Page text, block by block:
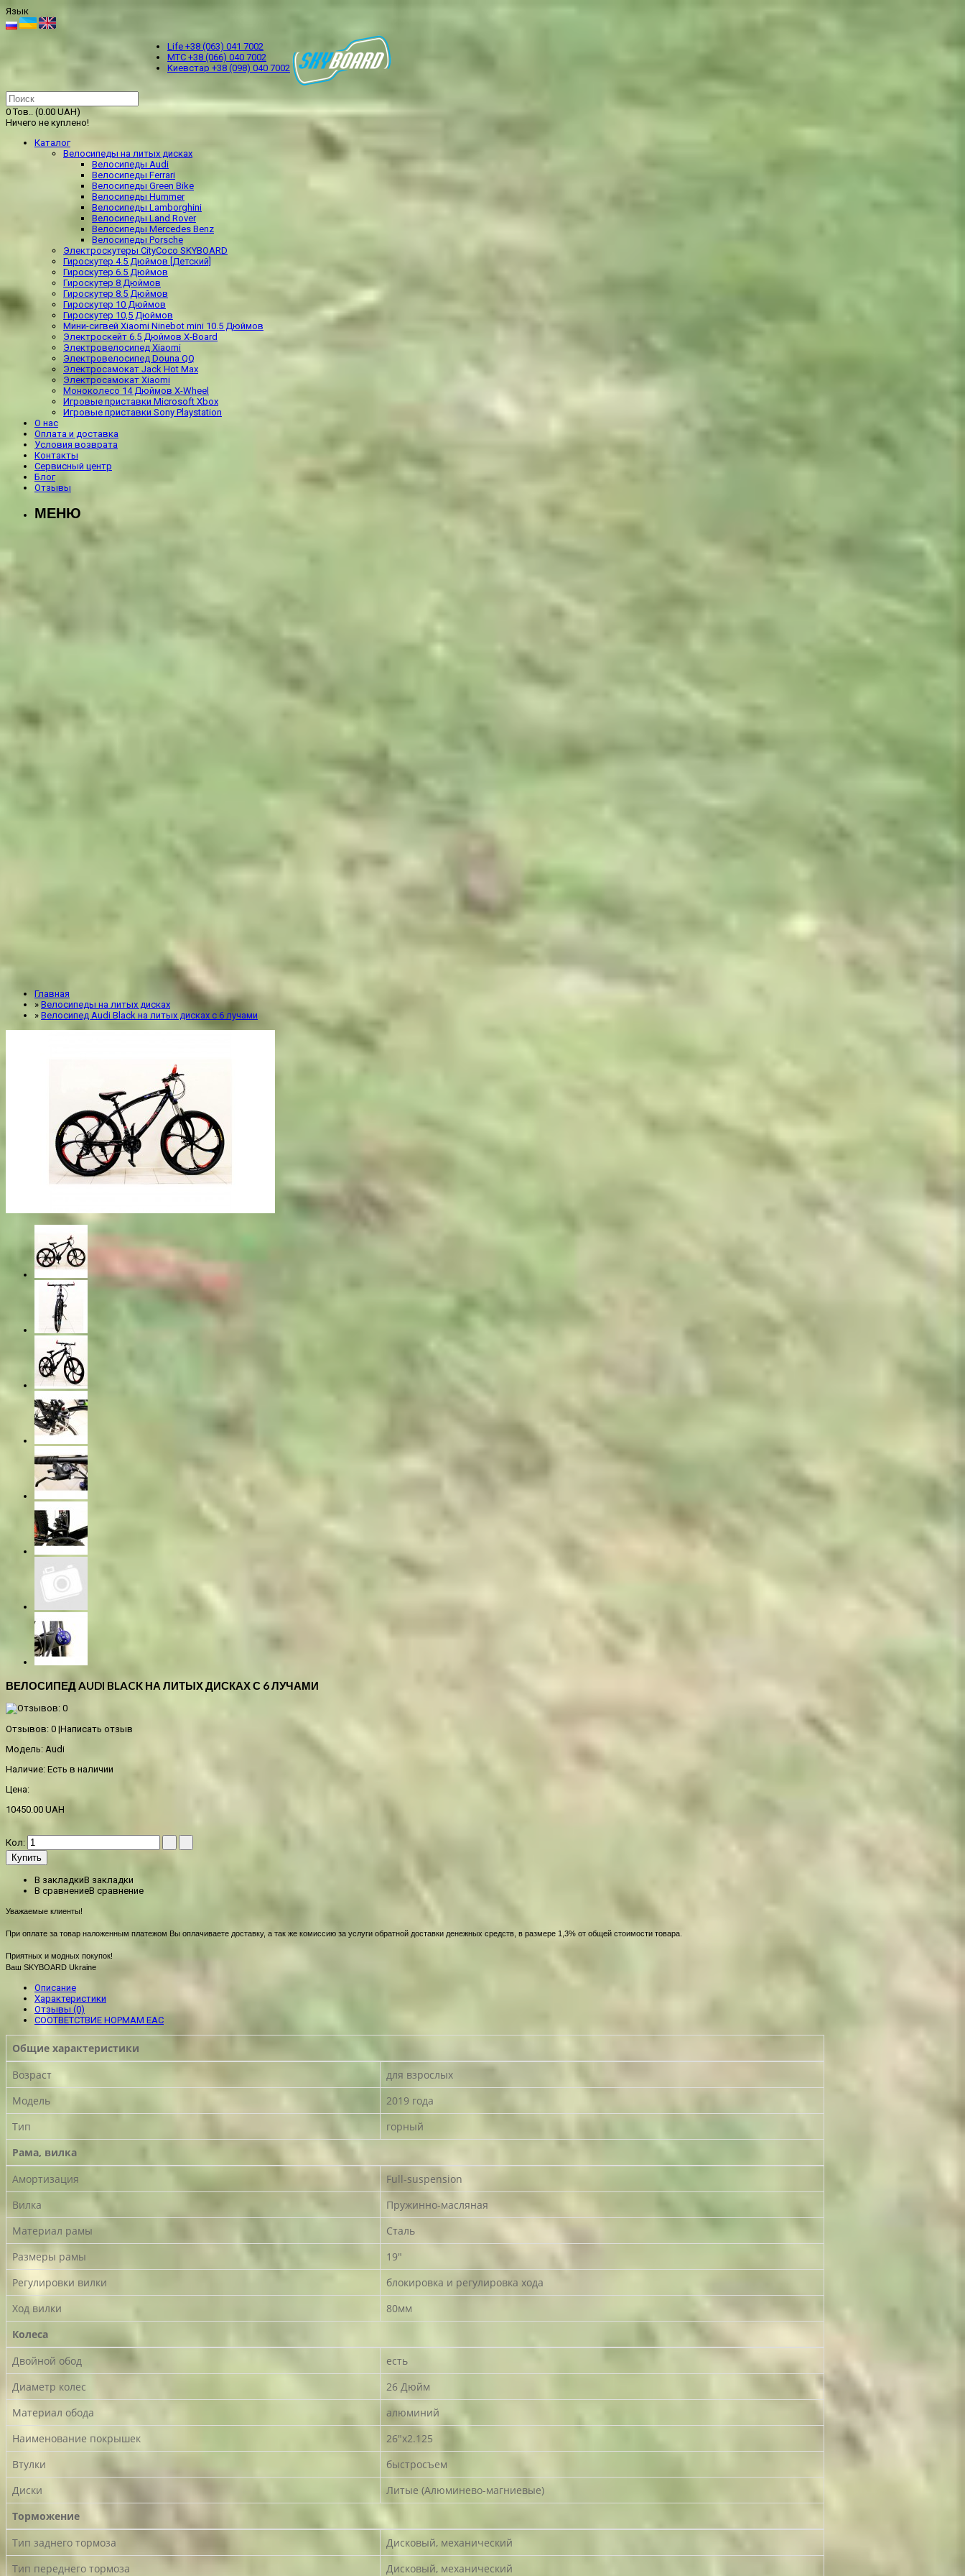
Язык
Life +38 (063) 041 7002
МТС +38 (066) 040 7002
Kиевстар +38 (098) 040 7002
0 Тов.. (0.00 UAH)
Ничего не куплено!
Каталог
Велосипеды на литых дисках
Велосипеды Audi
Велосипеды Ferrari
Велосипеды Green Bike
Велосипеды Hummer
Велосипеды Lamborghini
Велосипеды Land Rover
Велосипеды Mercedes Benz
Велосипеды Porsche
Электроскутеры CityCoco SKYBOARD
Гироскутер 4.5 Дюймов [Детский]
Гироскутер 6.5 Дюймов
Гироскутер 8 Дюймов
Гироскутер 8.5 Дюймов
Гироскутер 10 Дюймов
Гироскутер 10,5 Дюймов
Мини-сигвей Xiaomi Ninebot mini 10.5 Дюймов
Электроскейт 6.5 Дюймов X-Board
Электровелосипед Xiaomi
Электровелосипед Douna QQ
Электросамокат Jack Hot Max
Электросамокат Xiaomi
Моноколесо 14 Дюймов X-Wheel
Игровые приставки Microsoft Xbox
Игровые приставки Sony Playstation
О нас
Оплата и доставка
Условия возврата
Контакты
Сервисный центр
Блог
Отзывы
МЕНЮ
Главная
» Велосипеды на литых дисках
» Велосипед Audi Black на литых дисках с 6 лучами
ВЕЛОСИПЕД AUDI BLACK НА ЛИТЫХ ДИСКАХ С 6 ЛУЧАМИ
Отзывов: 0 |Написать отзыв
Модель: Audi
Наличие: Есть в наличии
Цена:
10450.00 UAH
Кол:
Купить
В закладкиВ закладки
В сравнениеВ сравнение
Уважаемые клиенты!
При оплате за товар наложенным платежом Вы оплачиваете доставку, а так же комиссию за услуги обратной доставки денежных средств, в размере 1,3% от общей стоимости товара.
Приятных и модных покупок!
Ваш SKYBOARD Ukraine
Описание
Характеристики
Отзывы (0)
СООТВЕТСТВИЕ НОРМАМ EAC
Общие характеристики
Возраст
для взрослых
Модель
2019 года
Тип
горный
Рама, вилка
Амортизация
Full-suspension
Вилка
Пружинно-масляная
Материал рамы
Сталь
Размеры рамы
19"
Регулировки вилки
блокировка и регулировка хода
Ход вилки
80мм
Колеса
Двойной обод
есть
Диаметр колес
26 Дюйм
Материал обода
алюминий
Наименование покрышек
26"x2.125
Втулки
быстросъем
Диски
Литые (Алюминево-магниевые)
Торможение
Тип заднего тормоза
Дисковый, механический
Тип переднего тормоза
Дисковый, механический